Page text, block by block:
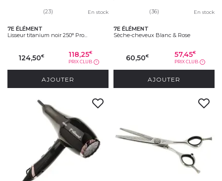
(23) En stock
7E ÉLÉMENT
Lisseur titanium noir 250° Pro...
124,50€ 118,25€
PRIX CLUB ?
AJOUTER
(36) En stock
7E ÉLÉMENT
Sèche-cheveux Blanc & Rose
60,50€ 57,45€
PRIX CLUB ?
AJOUTER